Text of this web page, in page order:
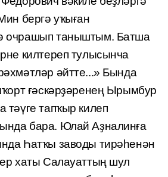
бергә уҡыған
очрашып таныштым. Батша
килтереп тулысынча
әйтте...» Бында
ғәскәрҙәренең Ырымбур
тәүге тапҡыр килеп
бара. Юлай Аҙналинға
Һатҡы заводы тирәһенән
хаты Салауаттың шул